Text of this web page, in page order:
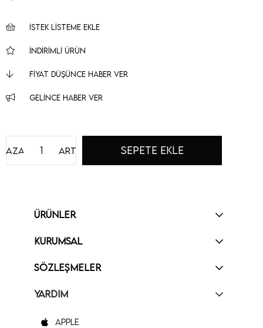
İSTEK LISTEME EKLE
İNDIRIMLI ÜRÜN
FIYAT DÜŞÜNCE HABER VER
GELINCE HABER VER
Artır
Azalt
ÜRÜNLER
KURUMSAL
SÖZLEŞMELER
YARDIM
Apple